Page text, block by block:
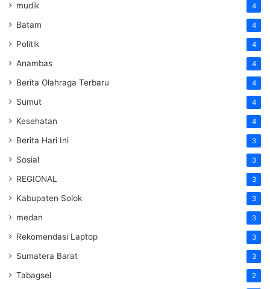
mudik 4
Batam 4
Politik 4
Anambas 4
Berita Olahraga Terbaru 4
Sumut 4
Kesehatan 4
Berita Hari Ini 3
Sosial 3
REGIONAL 3
Kabupaten Solok 3
medan 3
Rekomendasi Laptop 3
Sumatera Barat 3
Tabagsel 2